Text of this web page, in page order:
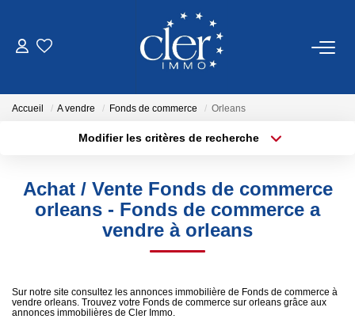
Estimation
Gestion
NOTRE AGENCE
Accueil A vendre Fonds de commerce Orleans
Modifier les critères de recherche
Sélectionnez...
Type de bien
Surface min
Achat / Vente Fonds de commerce
orleans - Fonds de commerce a
vendre à orleans
Sur notre site consultez les annonces immobilière de Fonds de commerce à
vendre orleans. Trouvez votre Fonds de commerce sur orleans grâce aux
annonces immobilières de Cler Immo.